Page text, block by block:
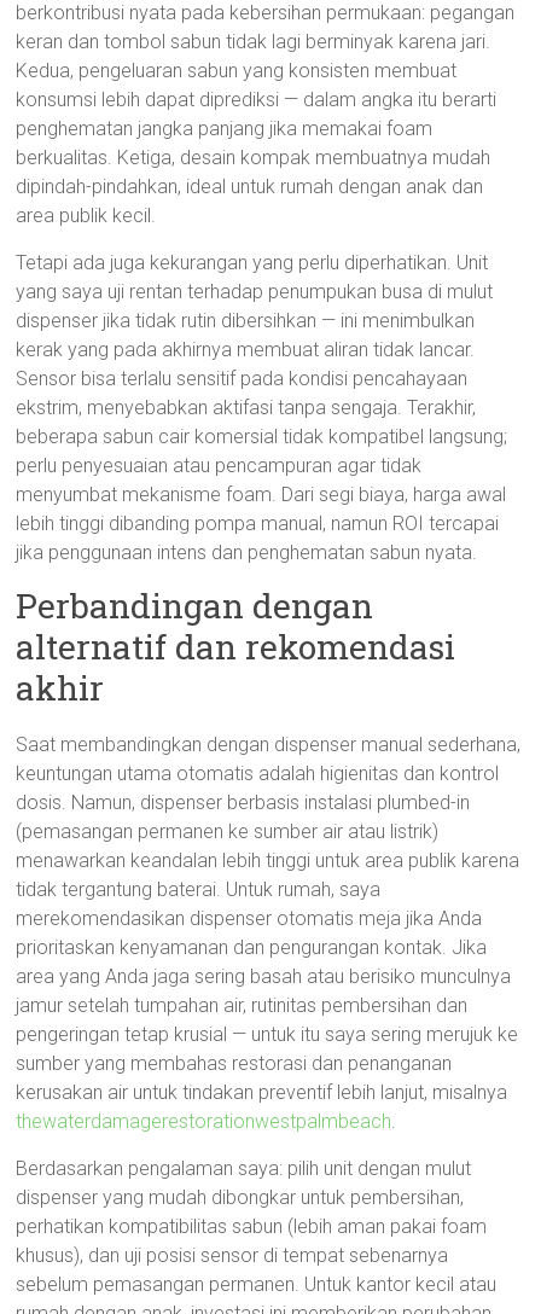
berkontribusi nyata pada kebersihan permukaan: pegangan
keran dan tombol sabun tidak lagi berminyak karena jari.
Kedua, pengeluaran sabun yang konsisten membuat
konsumsi lebih dapat diprediksi — dalam angka itu berarti
penghematan jangka panjang jika memakai foam
berkualitas. Ketiga, desain kompak membuatnya mudah
dipindah-pindahkan, ideal untuk rumah dengan anak dan
area publik kecil.
Tetapi ada juga kekurangan yang perlu diperhatikan. Unit
yang saya uji rentan terhadap penumpukan busa di mulut
dispenser jika tidak rutin dibersihkan — ini menimbulkan
kerak yang pada akhirnya membuat aliran tidak lancar.
Sensor bisa terlalu sensitif pada kondisi pencahayaan
ekstrim, menyebabkan aktifasi tanpa sengaja. Terakhir,
beberapa sabun cair komersial tidak kompatibel langsung;
perlu penyesuaian atau pencampuran agar tidak
menyumbat mekanisme foam. Dari segi biaya, harga awal
lebih tinggi dibanding pompa manual, namun ROI tercapai
jika penggunaan intens dan penghematan sabun nyata.
Perbandingan dengan
alternatif dan rekomendasi
akhir
Saat membandingkan dengan dispenser manual sederhana,
keuntungan utama otomatis adalah higienitas dan kontrol
dosis. Namun, dispenser berbasis instalasi plumbed-in
(pemasangan permanen ke sumber air atau listrik)
menawarkan keandalan lebih tinggi untuk area publik karena
tidak tergantung baterai. Untuk rumah, saya
merekomendasikan dispenser otomatis meja jika Anda
prioritaskan kenyamanan dan pengurangan kontak. Jika
area yang Anda jaga sering basah atau berisiko munculnya
jamur setelah tumpahan air, rutinitas pembersihan dan
pengeringan tetap krusial — untuk itu saya sering merujuk ke
sumber yang membahas restorasi dan penanganan
kerusakan air untuk tindakan preventif lebih lanjut, misalnya
thewaterdamagerestorationwestpalmbeach.
Berdasarkan pengalaman saya: pilih unit dengan mulut
dispenser yang mudah dibongkar untuk pembersihan,
perhatikan kompatibilitas sabun (lebih aman pakai foam
khusus), dan uji posisi sensor di tempat sebenarnya
sebelum pemasangan permanen. Untuk kantor kecil atau